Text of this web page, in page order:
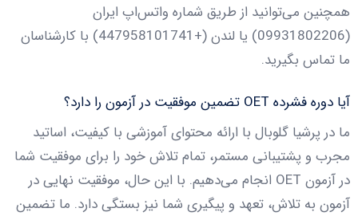
همچنین می‌توانید از طریق شماره واتس‌اپ ایران
(09931802206) یا لندن (+447958101741) با کارشناسان
ما تماس بگیرید.
آیا دوره فشرده OET تضمین موفقیت در آزمون را دارد؟
ما در پرشیا گلوبال با ارائه محتوای آموزشی با کیفیت، اساتید
مجرب و پشتیبانی مستمر، تمام تلاش خود را برای موفقیت شما
در آزمون OET انجام می‌دهیم. با این حال، موفقیت نهایی در
آزمون به تلاش، تعهد و پیگیری شما نیز بستگی دارد. ما تضمین